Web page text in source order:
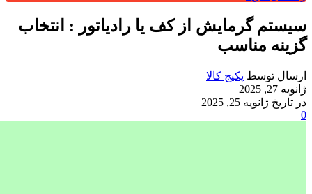
سیستم گرمایش از کف یا رادیاتور : انتخاب
گزینه مناسب
ارسال توسط پکیج کالا
ژانویه 27, 2025
در تاریخ ژانویه 25, 2025
0